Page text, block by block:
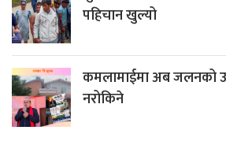
पहिचान खुल्यो
कमलामाईमा अब जलनको
नरोकिने